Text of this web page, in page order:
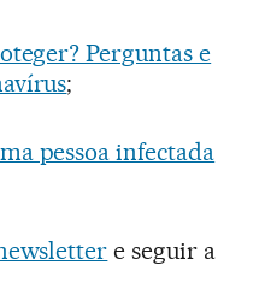
Perguntas e
;
pessoa infectada
e seguir a